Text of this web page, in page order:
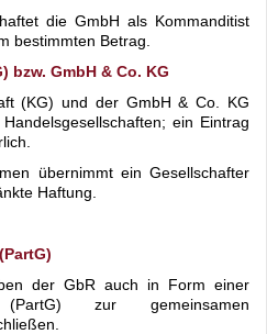
die GmbH als Kommanditist
bestimmten Betrag.
bzw. GmbH & Co. KG
(KG) und der GmbH & Co. KG
ein Eintrag
übernimmt ein Gesellschafter
Haftung.
der GbR auch in Form einer
(PartG) zur gemeinsamen